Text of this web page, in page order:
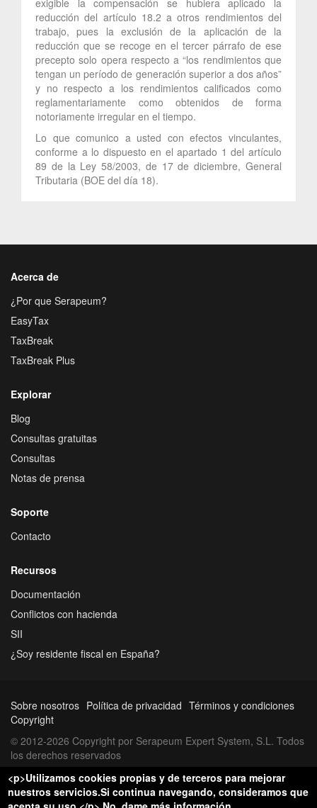
reducción del artículo 18.2 a otros rendimientos del
trabajo, pues la exclusión de la aplicación de la
reducción que se recoge en el tercer párrafo de ese
precepto solo opera respecto a “los rendimientos que
tengan un período de generación superior a dos años”
y no respecto a los rendimientos calificados como
reglamentariamente como obtenidos de forma
notoriamente irregular en el tiempo.
Lo que comunico a usted con efectos vinculantes,
conforme a lo dispuesto en el apartado 1 del artículo
89 de la Ley 58/2003, de 17 de diciembre, General
Tributaria (BOE del día 18).
Acerca de
¿Por que Serapeum?
EasyTax
TaxBreak
TaxBreak Plus
Explorar
Blog
Consultas gratuitas
Consultas
Notas de prensa
Soporte
Contacto
Recursos
Documentación
Conflictos con hacienda
SII
¿Soy residente fiscal en España?
Sobre nosotros Política de privacidad Términos y condiciones
Copyright
© 2012-2026 Copyright por Serapeum Expert System, S.L. Todos
los derechos reservados
<p>Utilizamos cookies propias y de terceros para mejorar
nuestros servicios.Si continua navegando, consideramos que